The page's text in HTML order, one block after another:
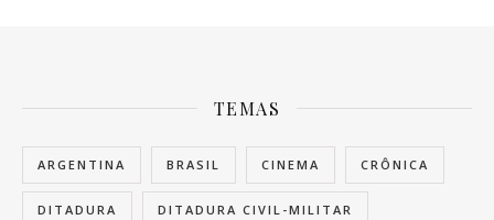
TEMAS
ARGENTINA BRASIL CINEMA CRÔNICA
DITADURA DITADURA CIVIL-MILITAR